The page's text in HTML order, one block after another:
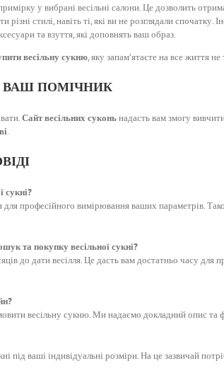
у вибрані весільні салони. Це дозволить
стилі, навіть ті, які ви не розглядали спочатку.
та взуття, які доповнять ваш образ.
весільну сукню, яку запам’ятаєте на все життя не
ВАШ ПОМІЧНИК
Сайт весільних суконьнадасть вам змогу
.
сукні?
професійного вимірювання ваших параметрів.
та покупку весільної сукні?
до дати весілля. Це дасть вам достатньо часу для
весільну сукню. Ми надаємо докладний опис
під ваші індивідуальні розміри. На це зазвичай